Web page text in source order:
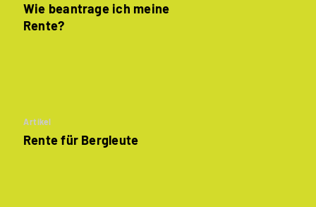
Wie beantrage ich meine
Rente?
Artikel
Rente für Bergleute